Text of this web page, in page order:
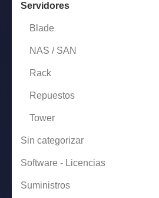
Servidores
Blade
NAS / SAN
Rack
Repuestos
Tower
Sin categorizar
Software - Licencias
Suministros